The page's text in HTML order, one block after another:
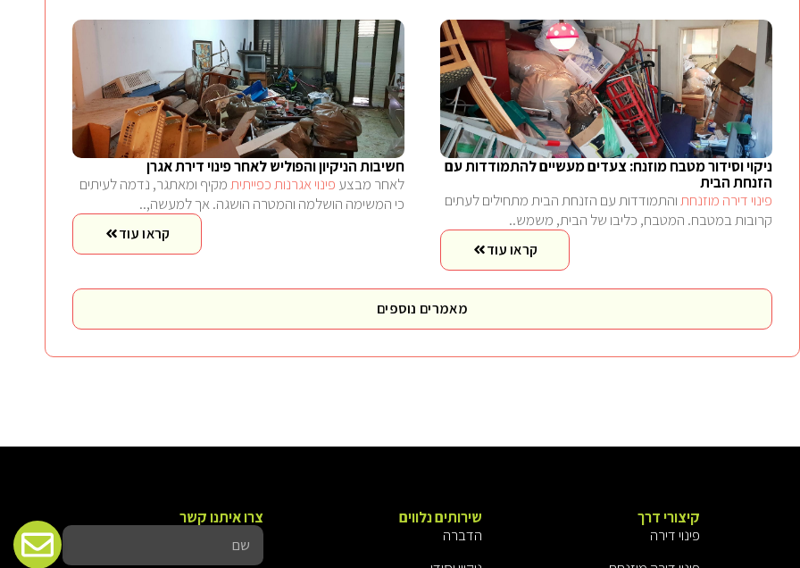
ניקוי וסידור מטבח מוזנח: צעדים מעשיים להתמודדות עם
הזנחת הבית
פינוי דירה מוזנחתוהתמודדות עם הזנחת הבית מתחילים לעתים
קרובות במטבח. המטבח, כליבו של הבית, משמש..
קראו עוד
חשיבות הניקיון והפוליש לאחר פינוי דירת אגרן
לאחר מבצע פינוי אגרנות כפייתיתמקיף ומאתגר, נדמה לעיתים
כי המשימה הושלמה והמטרה הושגה. אך למעשה,..
קראו עוד
מאמרים נוספים
קיצורי דרך
פינוי דירה
שירותים נלווים
הדברה
צרו איתנו קשר